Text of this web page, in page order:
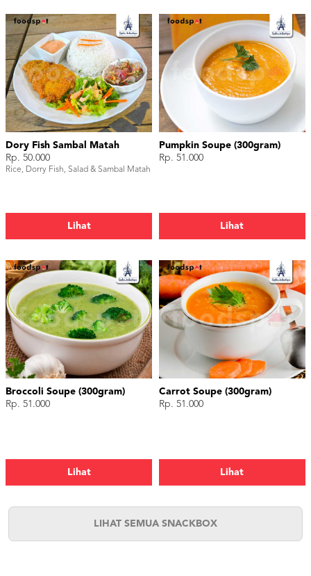
Dory Fish Sambal Matah
Rp. 50.000
Rice, Dorry Fish, Salad & Sambal Matah
Lihat
Pumpkin Soupe (300gram)
Rp. 51.000
Lihat
Broccoli Soupe (300gram)
Rp. 51.000
Lihat
Carrot Soupe (300gram)
Rp. 51.000
Lihat
LIHAT SEMUA SNACKBOX